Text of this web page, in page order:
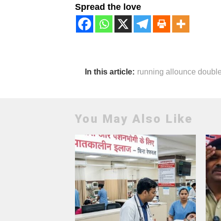
Spread the love
In this article: running allounce
You May Also Like